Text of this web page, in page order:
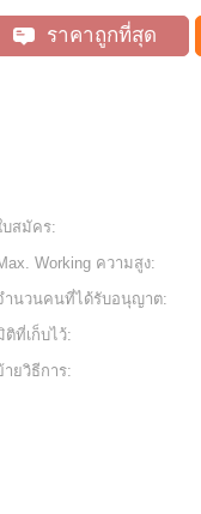
ราคาถูกที่สุด
บสมัคร:
Working ความสูง:
ำนวนคนที่ได้รับอนุญาต:
ติที่เก็บไว้:
ายวิธีการ: